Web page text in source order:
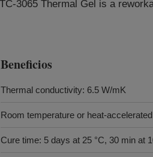
3065 Thermal Gel is a
Beneficios
Thermal conductivity: 6.5 W/mK
Room temperature or heat-
Cure time: 5 days at 25 °C, 30 min at